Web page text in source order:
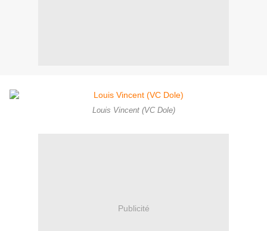
Louis Vincent (VC Dole)
Publicité